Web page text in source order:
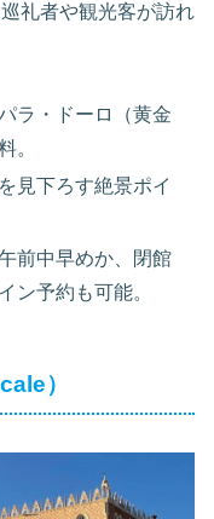
礼者や観光客が訪れ
ラ・ドーロ（黄金
。
見下ろす絶景ポイ
前中早めか、閉館
ン予約も可能。
）